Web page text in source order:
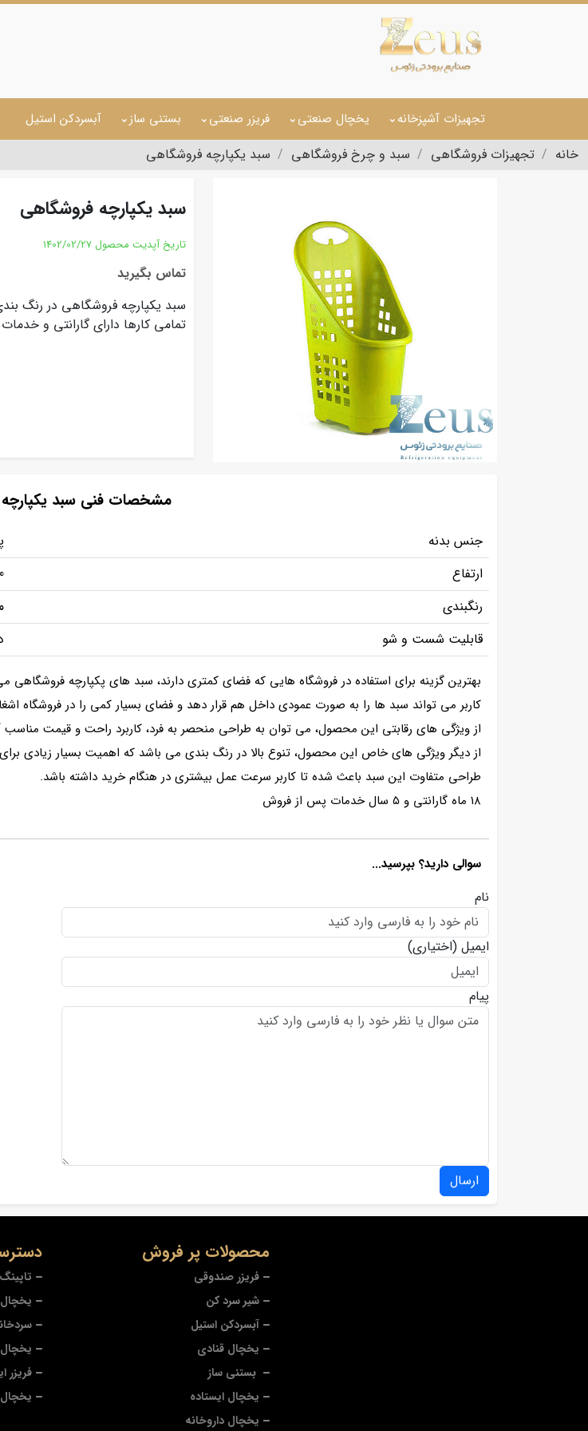
تجهیزات آشپزخانه یخچال صنعتی فریزر صنعتی بستنی ساز آبسردکن استیل
خانه تجهیزات فروشگاهی سبد و چرخ فروشگاهی سبد یکپارچه فروشگاهی
سبد یکپارچه فروشگاهی
تاریخ آپدیت محصول 1402/02/27
تماس بگیرید
سبد یکپارچه فروشگاهی در رنگ
تمامی کارها دارای گارانتی و
مشخصات فنی سبد
جنس بدنه
ارتفاع
رنگبندی
قابلیت شست و شو
بهترین گزینه برای استفاده در فروشگاه هایی که فضای کمتری دارند، سبد های پکپارچه فروشگاهی
کاربر می تواند سبد ها را به صورت عمودی داخل هم قرار دهد و فضای بسیار کمی را در فروشگاه
از ویژگی های رقابتی این محصول، می توان به طراحی منحصر به فرد، کاربرد راحت و قیمت مناسب
از دیگر ویژگی های خاص این محصول، تنوع بالا در رنگ بندی می باشد که اهمیت بسیار زیادی
طراحی متفاوت این سبد باعث شده تا کاربر سرعت عمل بیشتری در هنگام خرید داشته باشد.
۱۸ ماه گارانتی و ۵ سال خدمات پس از فروش
سوالی دارید؟ بپرسید...
نام
ایمیل (اختیاری)
پیام
ارسال
محصولات پر فروش
فریزر صندوقی
شیر سرد کن
آبسردکن استیل
یخچال قنادی
بستنی ساز
یخچال ایستاده
یخچال داروخانه
فریزر